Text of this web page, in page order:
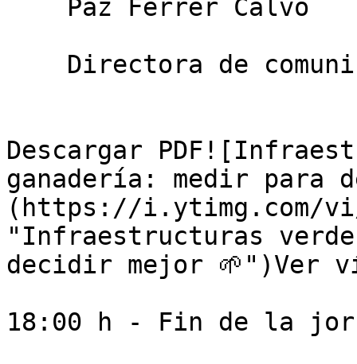
Descargar
ganadería: medir para
(https://i.ytimg.com/vi/
"Infraestructuras
decidir mejor 🌱")Ver
18:00 h - Fin de la